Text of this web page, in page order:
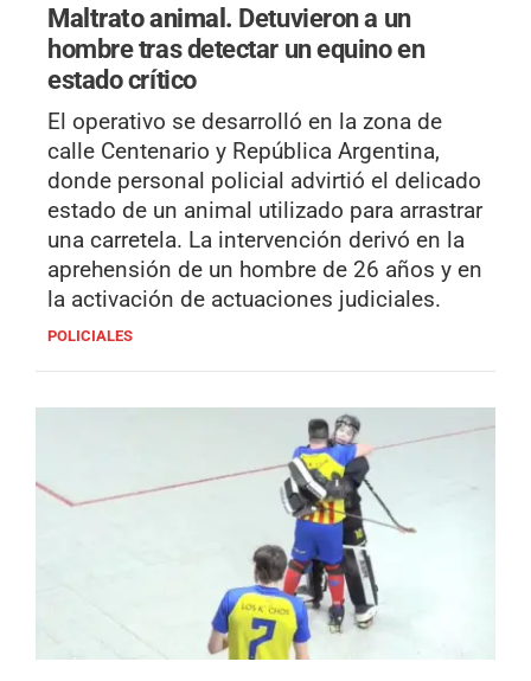
Maltrato animal. Detuvieron a un
hombre tras detectar un equino en
estado crítico
El operativo se desarrolló en la zona de
calle Centenario y República Argentina,
donde personal policial advirtió el delicado
estado de un animal utilizado para arrastrar
una carretela. La intervención derivó en la
aprehensión de un hombre de 26 años y en
la activación de actuaciones judiciales.
POLICIALES